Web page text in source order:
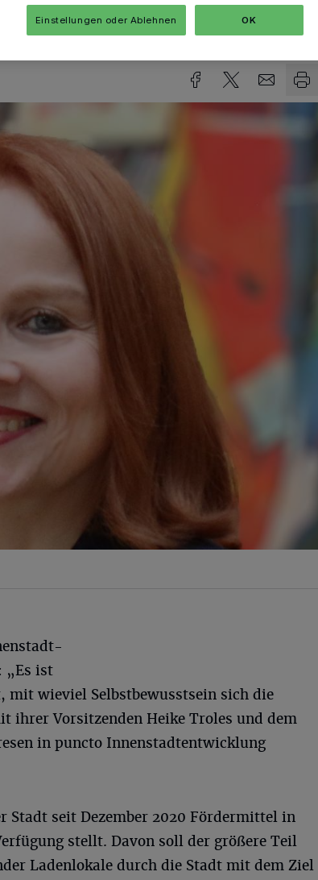
„Es ist
mit wieviel Selbstbewusstsein sich die
ihrer Vorsitzenden Heike Troles und dem
in puncto Innenstadtentwicklung
Stadt seit Dezember 2020 Fördermittel in
stellt. Davon soll der größere Teil
Ladenlokale durch die Stadt mit dem Ziel
Einstellungen oder Ablehnen OK